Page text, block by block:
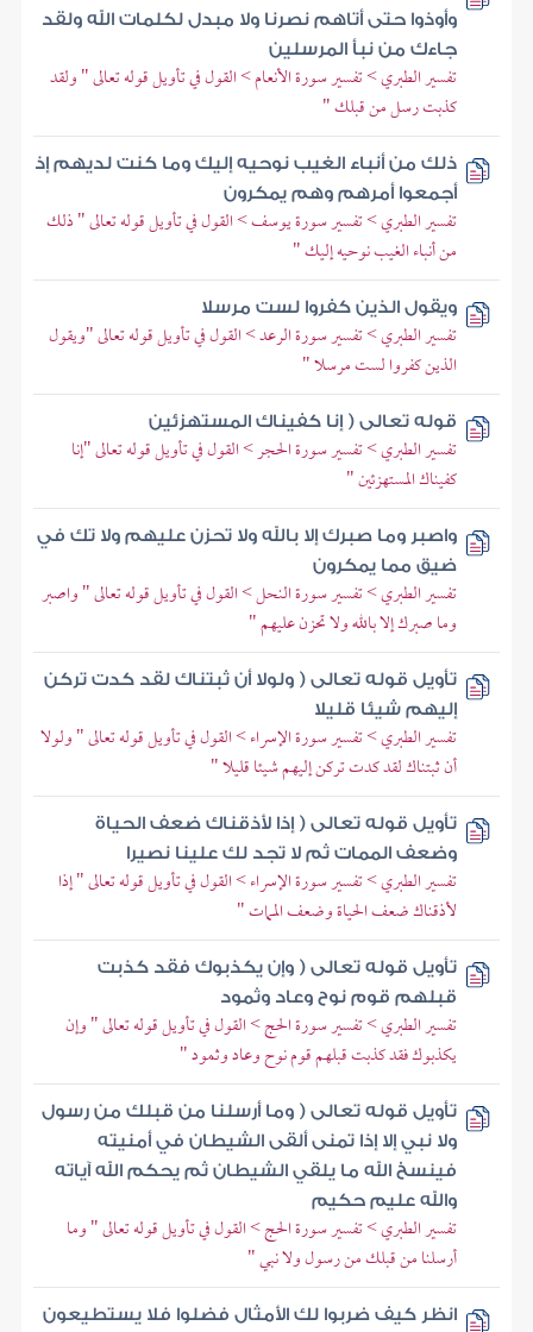
وأوذوا حتى أتاهم نصرنا ولا مبدل لكلمات الله ولقد
جاءك من نبأ المرسلين
تفسير الطبري > تفسير سورة الأنعام > القول في تأويل قوله تعالى " ولقد
كذبت رسل من قبلك "
ذلك من أنباء الغيب نوحيه إليك وما كنت لديهم إذ
أجمعوا أمرهم وهم يمكرون
تفسير الطبري > تفسير سورة يوسف > القول في تأويل قوله تعالى " ذلك
من أنباء الغيب نوحيه إليك "
ويقول الذين كفروا لست مرسلا
تفسير الطبري > تفسير سورة الرعد > القول في تأويل قوله تعالى "ويقول
الذين كفروا لست مرسلا "
قوله تعالى ( إنا كفيناك المستهزئين
تفسير الطبري > تفسير سورة الحجر > القول في تأويل قوله تعالى "إنا
كفيناك المستهزئين "
واصبر وما صبرك إلا بالله ولا تحزن عليهم ولا تك في
ضيق مما يمكرون
تفسير الطبري > تفسير سورة النحل > القول في تأويل قوله تعالى " واصبر
وما صبرك إلا بالله ولا تحزن عليهم "
تأويل قوله تعالى ( ولولا أن ثبتناك لقد كدت تركن
إليهم شيئا قليلا
تفسير الطبري > تفسير سورة الإسراء > القول في تأويل قوله تعالى " ولولا
أن ثبتناك لقد كدت تركن إليهم شيئا قليلا "
تأويل قوله تعالى ( إذا لأذقناك ضعف الحياة
وضعف الممات ثم لا تجد لك علينا نصيرا
تفسير الطبري > تفسير سورة الإسراء > القول في تأويل قوله تعالى " إذا
لأذقناك ضعف الحياة وضعف الممات "
تأويل قوله تعالى ( وإن يكذبوك فقد كذبت
قبلهم قوم نوح وعاد وثمود
تفسير الطبري > تفسير سورة الحج > القول في تأويل قوله تعالى " وإن
يكذبوك فقد كذبت قبلهم قوم نوح وعاد وثمود "
تأويل قوله تعالى ( وما أرسلنا من قبلك من رسول
ولا نبي إلا إذا تمنى ألقى الشيطان في أمنيته
فينسخ الله ما يلقي الشيطان ثم يحكم الله آياته
والله عليم حكيم
تفسير الطبري > تفسير سورة الحج > القول في تأويل قوله تعالى " وما
أرسلنا من قبلك من رسول ولا نبي "
انظر كيف ضربوا لك الأمثال فضلوا فلا يستطيعون